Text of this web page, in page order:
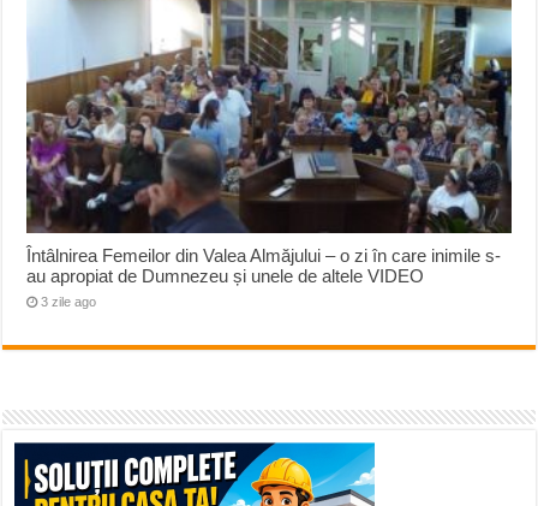
Întâlnirea Femeilor din Valea Almăjului – o zi în care inimile s-
au apropiat de Dumnezeu și unele de altele VIDEO
3 zile ago